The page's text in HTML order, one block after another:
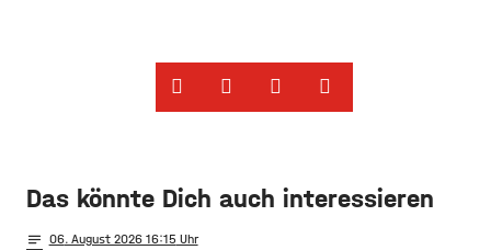
Das könnte Dich auch interessieren
notes 06. August 2026 16:15